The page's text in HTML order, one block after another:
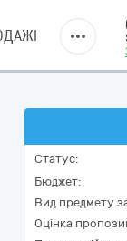
Статус:
Бюджет:
Вид предмету
Оцінка